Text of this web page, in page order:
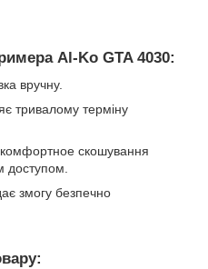
Al-Ko GTA 4030:
вручну.
тривалому терміну
комфортное скошування
доступом.
змогу безпечно